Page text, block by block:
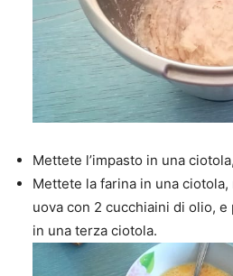
Mettete l’impasto in una
Mettete la farina in una
uova con 2 cucchiaini di olio,
in una terza ciotola.